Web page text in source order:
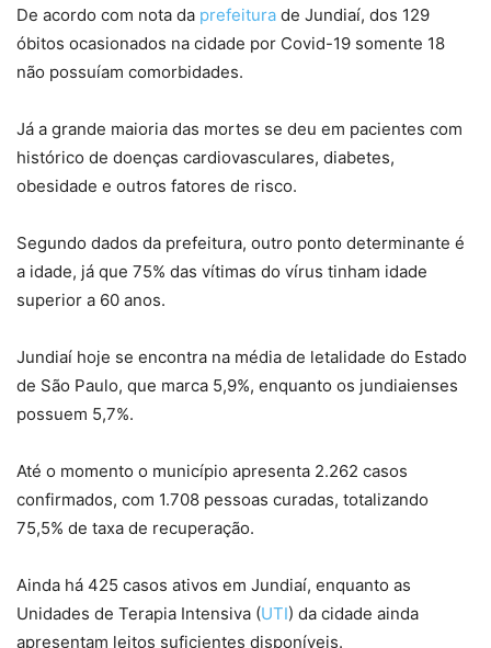
De acordo com nota da prefeitura de Jundiaí, dos 129
óbitos ocasionados na cidade por Covid-19 somente 18
não possuíam comorbidades.
Já a grande maioria das mortes se deu em pacientes com
histórico de doenças cardiovasculares, diabetes,
obesidade e outros fatores de risco.
Segundo dados da prefeitura, outro ponto determinante é
a idade, já que 75% das vítimas do vírus tinham idade
superior a 60 anos.
Jundiaí hoje se encontra na média de letalidade do Estado
de São Paulo, que marca 5,9%, enquanto os jundiaienses
possuem 5,7%.
Até o momento o município apresenta 2.262 casos
confirmados, com 1.708 pessoas curadas, totalizando
75,5% de taxa de recuperação.
Ainda há 425 casos ativos em Jundiaí, enquanto as
Unidades de Terapia Intensiva (UTI) da cidade ainda
apresentam leitos suficientes disponíveis.